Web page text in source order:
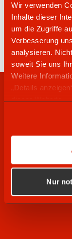
Wir verwenden
Inhalte dieser
um die Zugriffe
Verbesserung
analysieren.
soweit Sie uns
Weitere
„Details
dieser Website.
Nur
SOCIAL